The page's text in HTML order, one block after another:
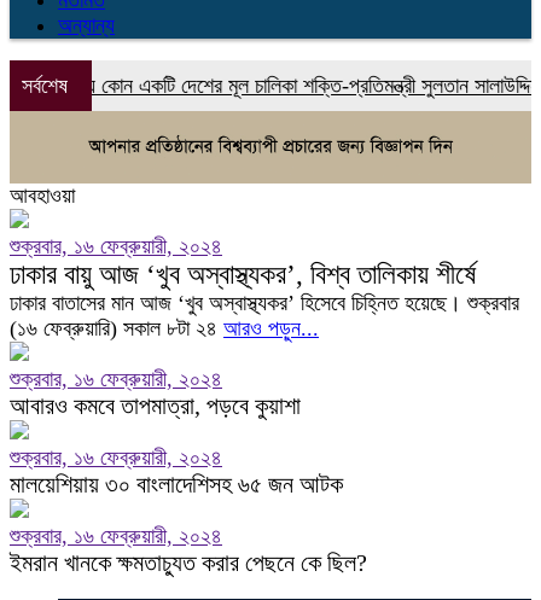
অন্যান্য
সর্বশেষ
যে কোন একটি দেশের মূল চালিকা শক্তি-প্রতিমন্ত্রী সুলতান সালাউদ্দিন টুকু
আবহাওয়া
শুক্রবার, ১৬ ফেব্রুয়ারী, ২০২৪
ঢাকার বায়ু আজ ‘খুব অস্বাস্থ্যকর’, বিশ্ব তালিকায় শীর্ষে
ঢাকার বাতাসের মান আজ ‘খুব অস্বাস্থ্যকর’ হিসেবে চিহ্নিত হয়েছে। শুক্রবার
(১৬ ফেব্রুয়ারি) সকাল ৮টা ২৪ আরও পড়ুন...
শুক্রবার, ১৬ ফেব্রুয়ারী, ২০২৪
আবারও কমবে তাপমাত্রা, পড়বে কুয়াশা
শুক্রবার, ১৬ ফেব্রুয়ারী, ২০২৪
মালয়েশিয়ায় ৩০ বাংলাদেশিসহ ৬৫ জন আটক
শুক্রবার, ১৬ ফেব্রুয়ারী, ২০২৪
ইমরান খানকে ক্ষমতাচ্যুত করার পেছনে কে ছিল?